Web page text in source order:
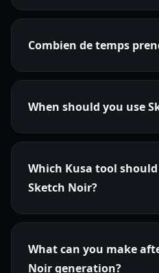
Combien de temps
When should you use
Which Kusa tool
Sketch Noir?
What can you make
Noir generation?